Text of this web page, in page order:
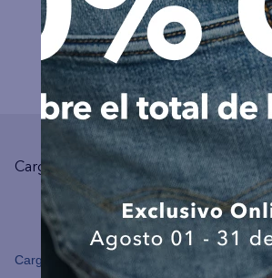
COMPLEMENTA TU
Cargando el resumen…
Cargando comentarios…